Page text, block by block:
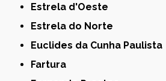
Estrela d'Oeste
Estrela do Norte
Euclides da Cunha Paulista
Fartura